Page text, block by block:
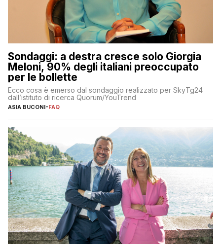
Sondaggi: a destra cresce solo Giorgia
Meloni, 90% degli italiani preoccupato
per le bollette
Ecco cosa è emerso dal sondaggio realizzato per SkyTg24
dall’istituto di ricerca Quorum/YouTrend
ASIA BUCONI-FAQ